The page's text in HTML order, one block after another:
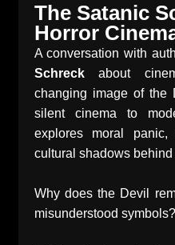
The Satanic
Horror
A conversation with
Schreckabout
changing image of the
silent cinema to
explores moral
cultural shadows behind
Why does the Devil
misunderstood symbols?